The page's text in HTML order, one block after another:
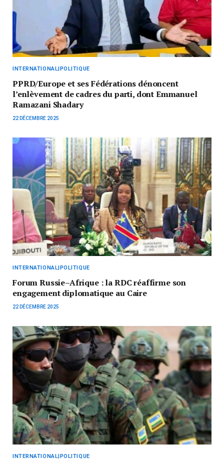
INTERNATIONAL|POLITIQUE
PPRD/Europe et ses Fédérations dénoncent
l’enlèvement de cadres du parti, dont Emmanuel
Ramazani Shadary
22 DÉCEMBRE 2025
INTERNATIONAL|POLITIQUE
Forum Russie–Afrique : la RDC réaffirme son
engagement diplomatique au Caire
22 DÉCEMBRE 2025
INTERNATIONAL|POLITIQUE